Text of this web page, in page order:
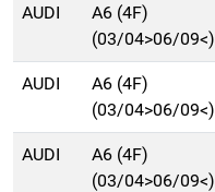
AUDI
A6 (4F)
(03/04>06/09<)
AUDI
A6 (4F)
(03/04>06/09<)
AUDI
A6 (4F)
(03/04>06/09<)